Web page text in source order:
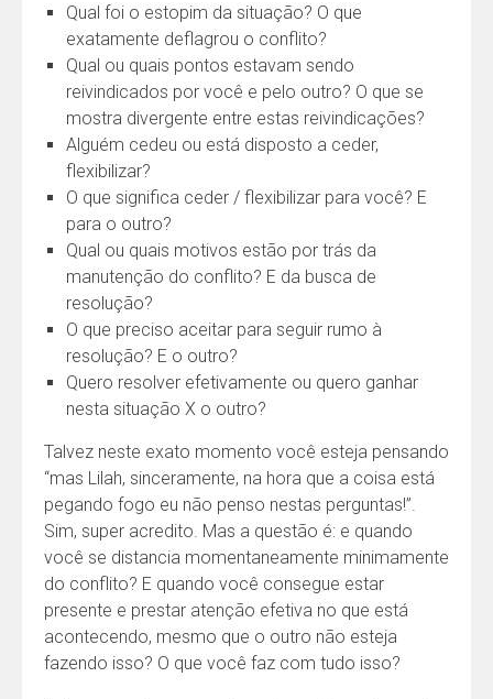
Qual foi o estopim da situação? O que
exatamente deflagrou o conflito?
Qual ou quais pontos estavam sendo
reivindicados por você e pelo outro? O que se
mostra divergente entre estas reivindicações?
Alguém cedeu ou está disposto a ceder,
flexibilizar?
O que significa ceder / flexibilizar para você? E
para o outro?
Qual ou quais motivos estão por trás da
manutenção do conflito? E da busca de
resolução?
O que preciso aceitar para seguir rumo à
resolução? E o outro?
Quero resolver efetivamente ou quero ganhar
nesta situação X o outro?
Talvez neste exato momento você esteja pensando
“mas Lilah, sinceramente, na hora que a coisa está
pegando fogo eu não penso nestas perguntas!”.
Sim, super acredito. Mas a questão é: e quando
você se distancia momentaneamente minimamente
do conflito? E quando você consegue estar
presente e prestar atenção efetiva no que está
acontecendo, mesmo que o outro não esteja
fazendo isso? O que você faz com tudo isso?